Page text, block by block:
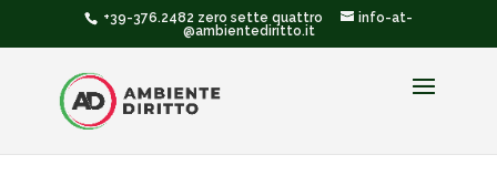
+39-376.2482 zero sette quattro
info-at-
@ambientediritto.it